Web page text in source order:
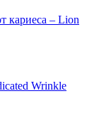
кариеса – Lion
Wrinkle